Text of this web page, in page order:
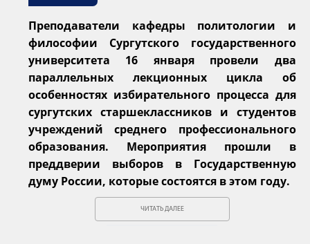
Преподаватели кафедры политологии и
философии Сургутского государственного
университета 16 января провели два
параллельных лекционных цикла об
особенностях избирательного процесса для
сургутских старшеклассников и студентов
учреждений среднего профессионального
образования. Мероприятия прошли в
преддверии выборов в Государственную
думу России, которые состоятся в этом году.
ЧИТАТЬ ДАЛЕЕ